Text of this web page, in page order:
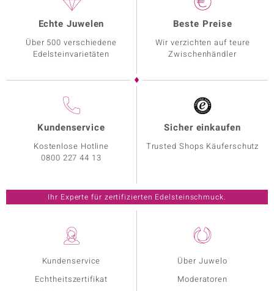
Kundenservice
Echtheitszertifikat
Über Juwelo
Moderatoren
Echte Juwelen
Über 500 verschiedene
Edelsteinvarietäten
Beste Preise
Wir verzichten auf teure
Zwischenhändler
Kundenservice
Kostenlose Hotline
0800 227 44 13
Sicher einkaufen
Trusted Shops Käuferschutz
Ihr Experte für zertifizierten Edelsteinschmuck.